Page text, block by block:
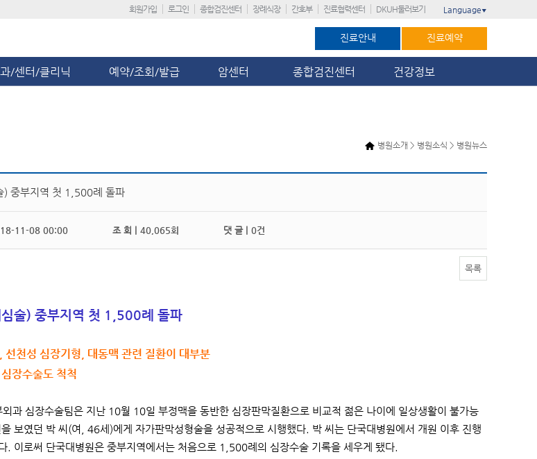
회원가입 로그인 종합검진센터 장례식장 간호부 진료협력센터 DKUH둘러보기 Language ▼
진료안내 진료예약
/센터/클리닉 예약/조회/발급 암센터 종합검진센터 건강정보
병원소개 > 병원소식 > 병원뉴스
) 중부지역 첫 1,500례 돌파
11-08 00:00 조 회 | 40,065회 댓 글 | 0건
목록
술) 중부지역 첫 1,500례 돌파
천성 심장기형, 대동맥 관련 질환이 대부분
장수술도 척척
과 심장수술팀은 지난 10월 10일 부정맥을 동반한 심장판막질환으로 비교적 젊은 나이에 일상생활이 불가능
보였던 박 씨(여, 46세)에게 자가판막성형술을 성공적으로 시행했다. 박 씨는 단국대병원에서 개원 이후 진행
. 이로써 단국대병원은 중부지역에서는 처음으로 1,500례의 심장수술 기록을 세우게 됐다.